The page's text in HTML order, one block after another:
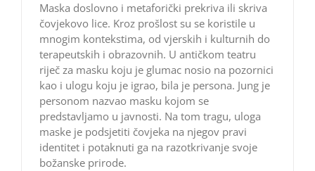
Maska doslovno i metaforički prekriva ili skriva
čovjekovo lice. Kroz prošlost su se koristile u
mnogim kontekstima, od vjerskih i kulturnih do
terapeutskih i obrazovnih. U antičkom teatru
riječ za masku koju je glumac nosio na pozornici
kao i ulogu koju je igrao, bila je persona. Jung je
personom nazvao masku kojom se
predstavljamo u javnosti. Na tom tragu, uloga
maske je podsjetiti čovjeka na njegov pravi
identitet i potaknuti ga na razotkrivanje svoje
božanske prirode.